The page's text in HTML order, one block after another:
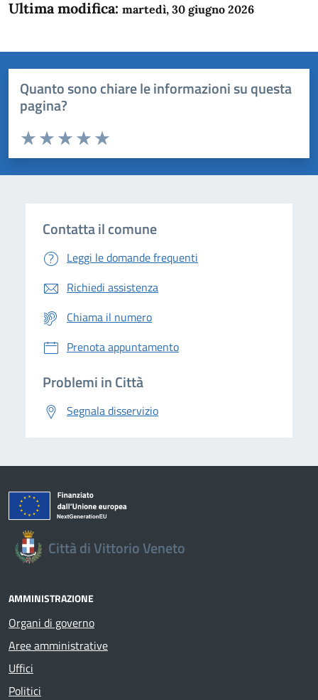
Ultima modifica: martedì, 30 giugno 2026
Quanto sono chiare le informazioni su questa
pagina?
Domanda
Valuta da 1 a 5 stelle la pagina
Valuta 5 stelle su 5
Valuta 4 stelle su 5
Valuta 3 stelle su 5
Valuta 2 stelle su 5
Valuta 1 stelle su 5
Contatta il comune
Leggi le domande frequenti
Richiedi assistenza
Chiama il numero
Prenota appuntamento
Problemi in Città
Segnala disservizio
Città di Vittorio Veneto
AMMINISTRAZIONE
Organi di governo
Aree amministrative
Uffici
Politici